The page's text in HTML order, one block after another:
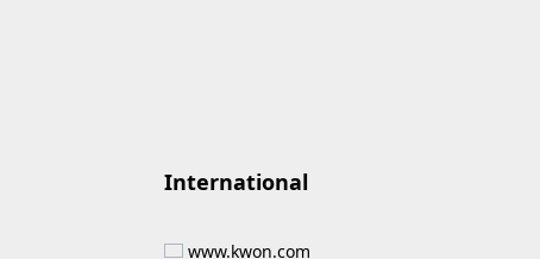
International
www.kwon.com